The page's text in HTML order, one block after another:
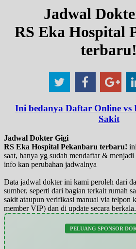
Jadwal
RS Eka Hospital
terbaru!
Ini bedanya Daftar Online vs
Sakit
Jadwal Dokter Gigi
RS Eka Hospital Pekanbaru terbaru!
saat, hanya yg sudah mendaftar &
info kan perubahan jadwalnya
Data jadwal dokter ini kami peroleh dari
sumber, seperti dari bagian terkait rumah
sakit ataupun verifikasi manual via telpon
member VIP) dan di update secara berkala.
PELUANG SPONSOR